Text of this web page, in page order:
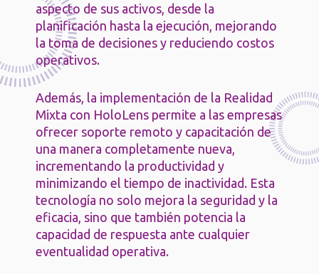
aspecto de sus activos, desde la
planificación hasta la ejecución, mejorando
la toma de decisiones y reduciendo costos
operativos.
Además, la implementación de la Realidad
Mixta con HoloLens permite a las empresas
ofrecer soporte remoto y capacitación de
una manera completamente nueva,
incrementando la productividad y
minimizando el tiempo de inactividad. Esta
tecnología no solo mejora la seguridad y la
eficacia, sino que también potencia la
capacidad de respuesta ante cualquier
eventualidad operativa.